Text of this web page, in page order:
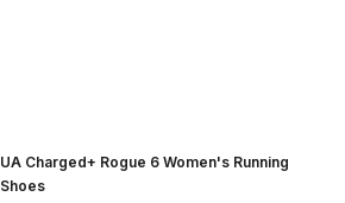
UA Charged+ Rogue 6 Women's Running
Shoes